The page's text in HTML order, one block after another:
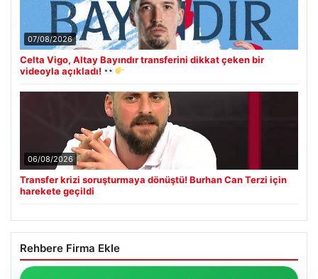
07/08/2026
Celta Vigo, Altay Bayındır transferini dikkat çeken bir
videoyla açıkladı!
06/08/2026
Transfer krizi soruşturmaya dönüştü! Burhan Can Terzi için
harekete geçildi
Rehbere Firma Ekle